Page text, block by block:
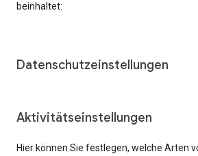
beinhaltet:
Datenschutzeinstellungen
Aktivitätseinstellungen
Hier können Sie festlegen, welche Arten